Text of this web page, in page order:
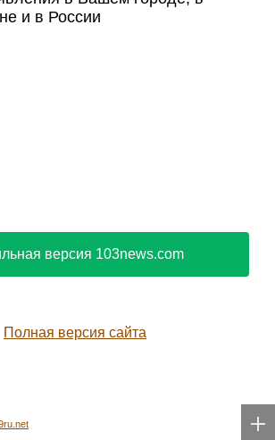
и в России
версия 103news.com
Полная версия сайта